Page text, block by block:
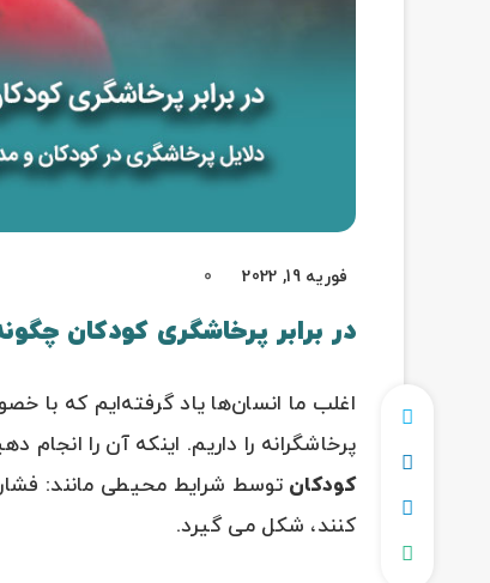
فوریه 19, 2022 0
در برابر پرخاشگری کودکان
اغلب ما انسان‌ها یاد گرفته‌ایم که با
پرخاشگرانه را داریم. اینکه آن را انجام
کودکان توسط شرایط محیطی مانند:
کنند، شکل می گیرد.